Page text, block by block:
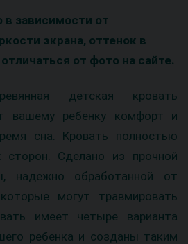
в зависимости от
экрана, оттенок в
от фото на сайте.
детская кровать
вашему ребенку комфорт и
сна. Кровать полностью
сторон. Сделано из прочной
надежно обработанной от
могут травмировать
имеет четыре варианта
ребенка и созданы таким